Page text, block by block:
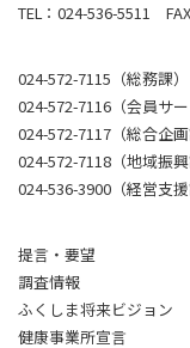
TEL：024-536-5511
024-572-7115（総務課）
024-572-7116（会員サー
024-572-7117（総合企画
024-572-7118（地域振興
024-536-3900（経営支援
提言・要望
調査情報
ふくしま将来ビジョン
健康事業所宣言